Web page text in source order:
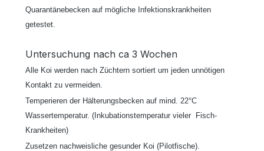
Quarantänebecken auf mögliche Infektionskrankheiten
getestet.
Untersuchung nach ca 3 Wochen
Alle Koi werden nach Züchtern sortiert um jeden unnötigen
Kontakt zu vermeiden.
Temperieren der Hälterungsbecken auf mind. 22°C
Wassertemperatur. (Inkubationstemperatur vieler Fisch-
Krankheiten)
Zusetzen nachweisliche gesunder Koi (Pilotfische).